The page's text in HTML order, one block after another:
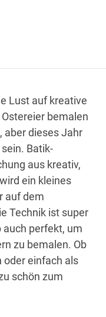
Lust auf kreative
bemalen
aber dieses Jahr
Batik-
aus kreativ,
ein kleines
auf dem
Technik ist super
perfekt, um
zu bemalen. Ob
oder einfach als
schön zum